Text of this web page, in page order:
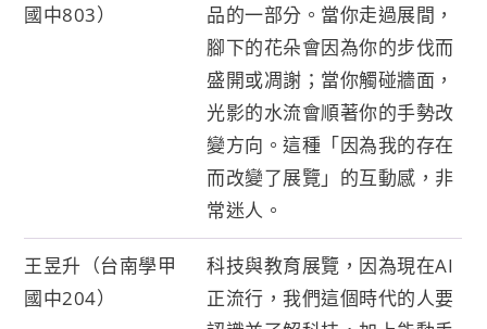
國中803）
品的一部分。當你走過展間，
腳下的花朵會因為你的步伐而
盛開或凋謝；當你觸碰牆面，
光影的水流會順著你的手勢改
變方向。這種「因為我的存在
而改變了展覽」的互動感，非
常迷人。
王昱升（台南學甲
國中204）
科技與教育展覽，因為現在AI
正流行，我們這個時代的人要